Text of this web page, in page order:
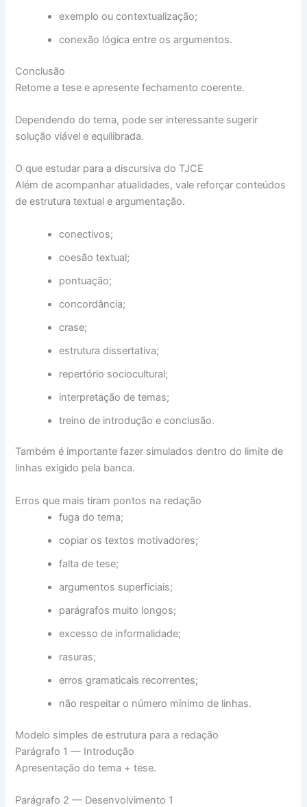
exemplo ou contextualização;
conexão lógica entre os argumentos.
Conclusão
Retome a tese e apresente fechamento coerente.
Dependendo do tema, pode ser interessante sugerir
solução viável e equilibrada.
O que estudar para a discursiva do TJCE
Além de acompanhar atualidades, vale reforçar conteúdos
de estrutura textual e argumentação.
conectivos;
coesão textual;
pontuação;
concordância;
crase;
estrutura dissertativa;
repertório sociocultural;
interpretação de temas;
treino de introdução e conclusão.
Também é importante fazer simulados dentro do limite de
linhas exigido pela banca.
Erros que mais tiram pontos na redação
fuga do tema;
copiar os textos motivadores;
falta de tese;
argumentos superficiais;
parágrafos muito longos;
excesso de informalidade;
rasuras;
erros gramaticais recorrentes;
não respeitar o número mínimo de linhas.
Modelo simples de estrutura para a redação
Parágrafo 1 — Introdução
Apresentação do tema + tese.
Parágrafo 2 — Desenvolvimento 1